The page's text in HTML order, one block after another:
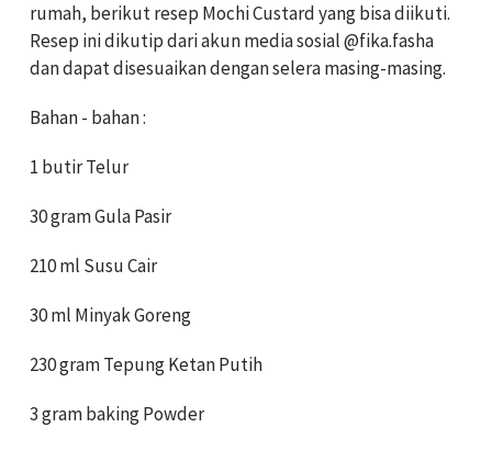
rumah, berikut resep Mochi Custard yang bisa diikuti.
Resep ini dikutip dari akun media sosial @fika.fasha
dan dapat disesuaikan dengan selera masing-masing.
Bahan - bahan :
1 butir Telur
30 gram Gula Pasir
210 ml Susu Cair
30 ml Minyak Goreng
230 gram Tepung Ketan Putih
3 gram baking Powder